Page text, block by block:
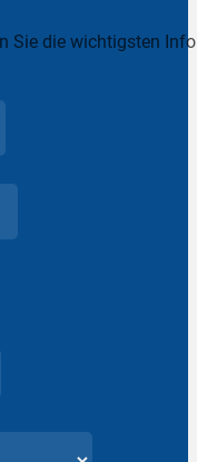
Sie die wichtigsten